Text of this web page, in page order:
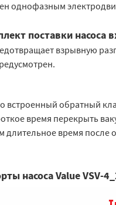
однофазным
поставки насоса
взрывную
встроенный обратный
время перекрыть
длительное время
насоса Value VSV-